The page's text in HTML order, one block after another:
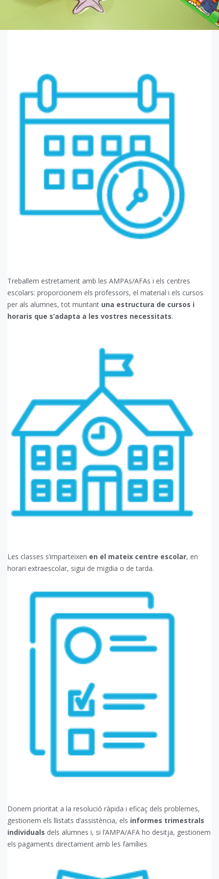
Treballem estretament amb les AMPAs/AFAs i els centres
escolars: proporcionem els professors, el material i els cursos
per als alumnes, tot muntant una estructura de cursos i
horaris que s’adapta a les vostres necessitats.
Les classes s’imparteixen en el mateix centre escolar, en
horari extraescolar, sigui de migdia o de tarda.
Donem prioritat a la resolució ràpida i eficaç dels problemes,
gestionem els llistats d’assistència, els informes trimestrals
individuals dels alumnes i, si l’AMPA/AFA ho desitja, gestionem
els pagaments directament amb les famílies.